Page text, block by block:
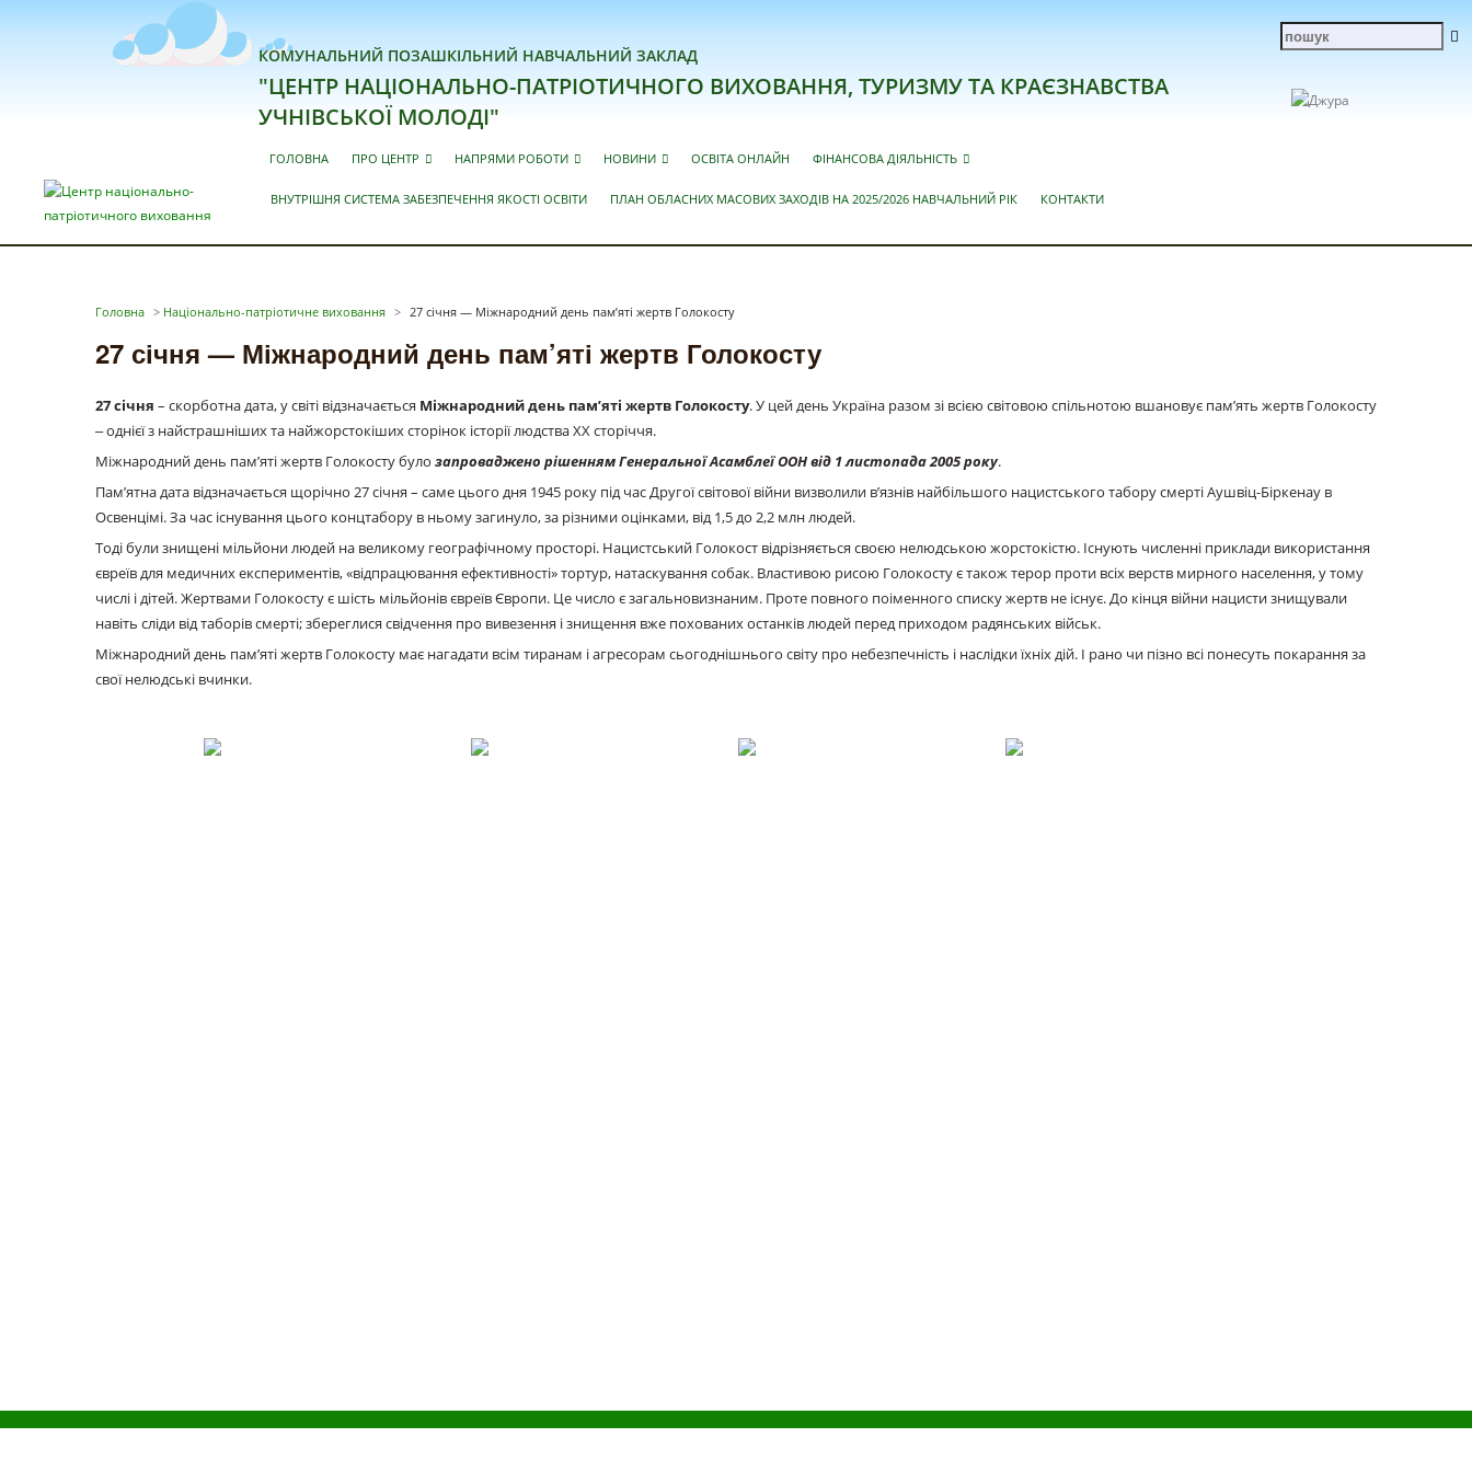
КОМУНАЛЬНИЙ ПОЗАШКІЛЬНИЙ НАВЧАЛЬНИЙ ЗАКЛАД
"ЦЕНТР НАЦІОНАЛЬНО-ПАТРІОТИЧНОГО ВИХОВАННЯ, ТУРИЗМУ ТА КРАЄЗНАВСТВА
УЧНІВСЬКОЇ МОЛОДІ"
ГОЛОВНА ПРО ЦЕНТР НАПРЯМИ РОБОТИ НОВИНИ ОСВІТА ОНЛАЙН ФІНАНСОВА ДІЯЛЬНІСТЬ
ВНУТРІШНЯ СИСТЕМА ЗАБЕЗПЕЧЕННЯ ЯКОСТІ ОСВІТИ ПЛАН ОБЛАСНИХ МАСОВИХ ЗАХОДІВ НА 2025/2026 НАВЧАЛЬНИЙ РІК КОНТАКТИ
Головна > Національно-патріотичне виховання > 27 січня — Міжнародний день пам’яті жертв Голокосту
27 січня — Міжнародний день пам’яті жертв Голокосту
27 січня – скорботна дата, у світі відзначається Міжнародний день пам’яті жертв Голокосту. У цей день Україна разом зі всією світовою спільнотою вшановує пам’ять жертв Голокосту
‒ однієї з найстрашніших та найжорстокіших сторінок історії людства ХХ сторіччя.
Міжнародний день пам’яті жертв Голокосту було запроваджено рішенням Генеральної Асамблеї ООН від 1 листопада 2005 року.
Пам’ятна дата відзначається щорічно 27 січня – саме цього дня 1945 року під час Другої світової війни визволили в’язнів найбільшого нацистського табору смерті Аушвіц-Біркенау в
Освенцімі. За час існування цього концтабору в ньому загинуло, за різними оцінками, від 1,5 до 2,2 млн людей.
Тоді були знищені мільйони людей на великому географічному просторі. Нацистський Голокост відрізняється своєю нелюдською жорстокістю. Існують численні приклади використання
євреїв для медичних експериментів, «відпрацювання ефективності» тортур, натаскування собак. Властивою рисою Голокосту є також терор проти всіх верств мирного населення, у тому
числі і дітей. Жертвами Голокосту є шість мільйонів євреїв Європи. Це число є загальновизнаним. Проте повного поіменного списку жертв не існує. До кінця війни нацисти знищували
навіть сліди від таборів смерті; збереглися свідчення про вивезення і знищення вже похованих останків людей перед приходом радянських військ.
Міжнародний день пам’яті жертв Голокосту має нагадати всім тиранам і агресорам сьогоднішнього світу про небезпечність і наслідки їхніх дій. І рано чи пізно всі понесуть покарання за
свої нелюдські вчинки.